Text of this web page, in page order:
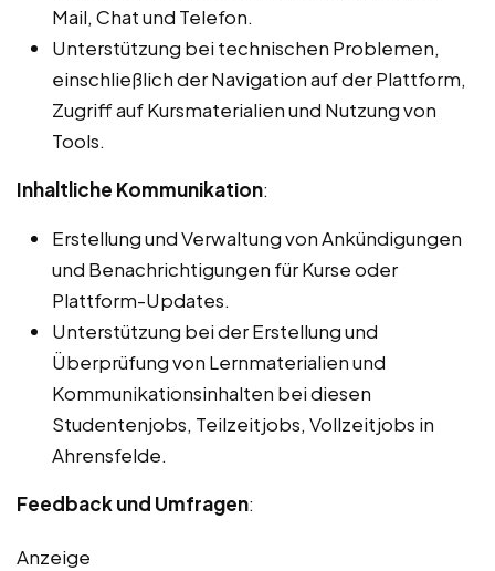
Mail, Chat und Telefon.
Unterstützung bei technischen Problemen,
einschließlich der Navigation auf der Plattform,
Zugriff auf Kursmaterialien und Nutzung von
Tools.
Inhaltliche Kommunikation:
Erstellung und Verwaltung von Ankündigungen
und Benachrichtigungen für Kurse oder
Plattform-Updates.
Unterstützung bei der Erstellung und
Überprüfung von Lernmaterialien und
Kommunikationsinhalten bei diesen
Studentenjobs, Teilzeitjobs, Vollzeitjobs in
Ahrensfelde.
Feedback und Umfragen:
Anzeige